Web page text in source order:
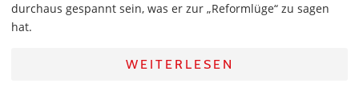
durchaus gespannt sein, was er zur „Reformlüge“ zu sagen
hat.
WEITERLESEN